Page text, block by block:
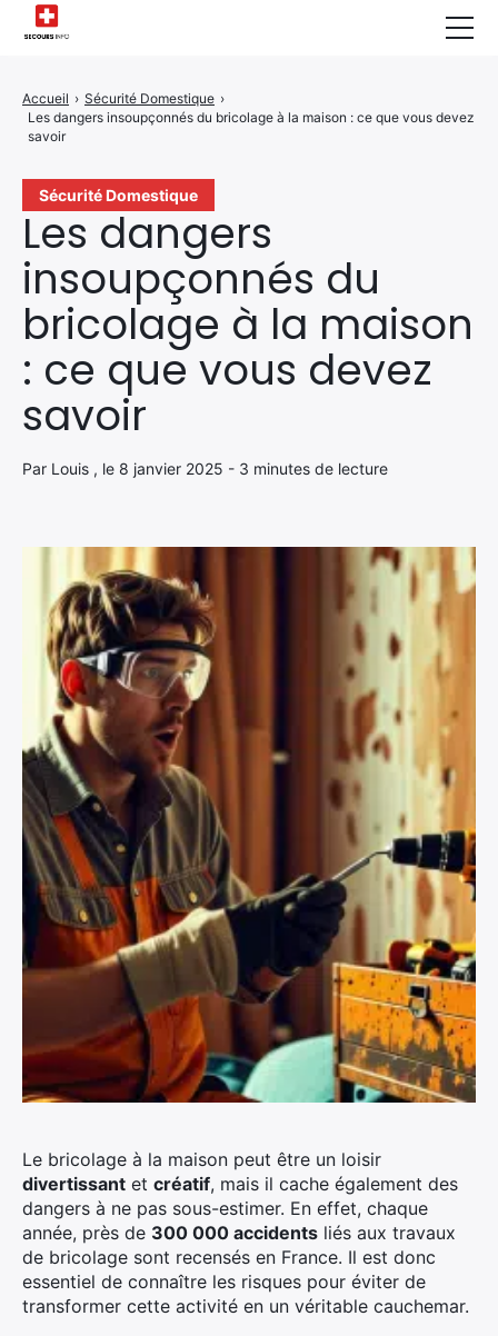
Sécurité Domestique
Les dangers
insoupçonnés du
bricolage à la maison
: ce que vous devez
savoir
Par Louis , le 8 janvier 2025 - 3 minutes de lecture
Accueil › Sécurité Domestique ›
Les dangers insoupçonnés du bricolage à la maison : ce que vous devez
savoir
Le bricolage à la maison peut être un loisir
divertissant et créatif, mais il cache également des
dangers à ne pas sous-estimer. En effet, chaque
année, près de 300 000 accidents liés aux travaux
de bricolage sont recensés en France. Il est donc
essentiel de connaître les risques pour éviter de
transformer cette activité en un véritable cauchemar.
Infos & Conseils
Actualités des Secours
Santé & Bien-être
A propos de Nous
Contactez-nous
Politique de Confidentialité